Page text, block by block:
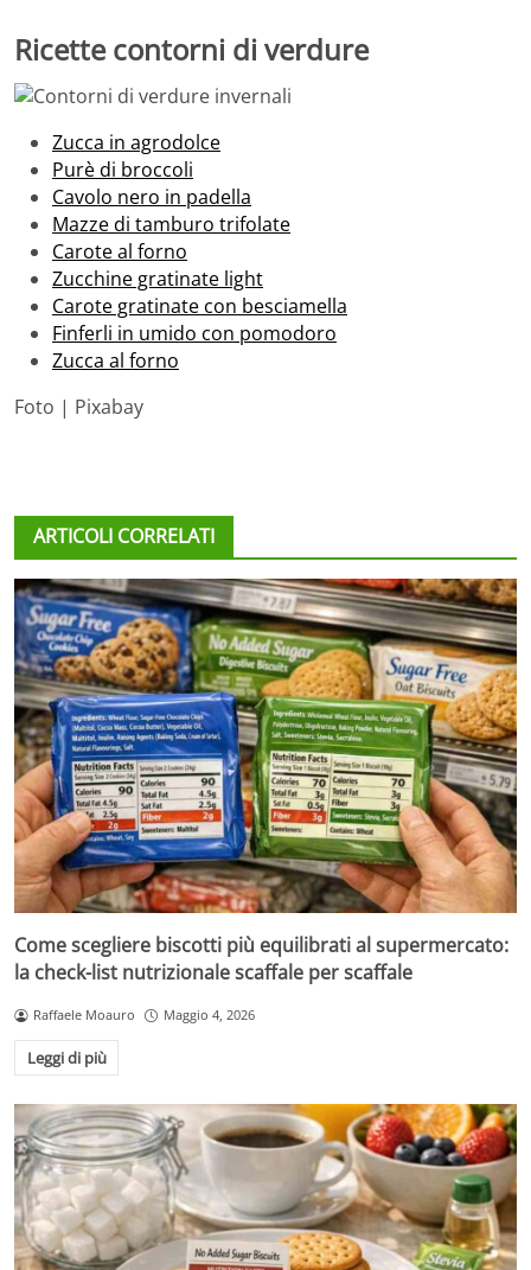
Ricette contorni di verdure
Zucca in agrodolce
Purè di broccoli
Cavolo nero in padella
Mazze di tamburo trifolate
Carote al forno
Zucchine gratinate light
Carote gratinate con besciamella
Finferli in umido con pomodoro
Zucca al forno
Foto | Pixabay
ARTICOLI CORRELATI
Come scegliere biscotti più equilibrati al supermercato:
la check-list nutrizionale scaffale per scaffale
Raffaele Moauro Maggio 4, 2026
Leggi di più